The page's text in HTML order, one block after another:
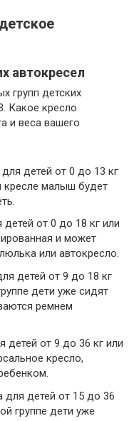
автокресел
групп детских
Какое кресло
и веса вашего
детей от 0 до 13 кг
кресле малыш будет
от 0 до 18 кг или
и может
или автокресло.
детей от 9 до 18 кг
дети уже сидят
ремнем
детей от 9 до 36 кг или
кресло,
для детей от 15 до 36
группе дети уже